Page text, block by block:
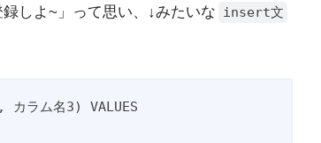
しよ~」って思い、↓みたいな insert文
カラム名3) VALUES